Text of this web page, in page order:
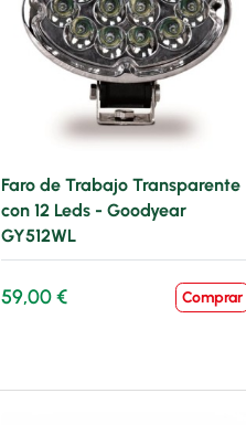
Faro de Trabajo Transparente
con 12 Leds - Goodyear
GY512WL
59,00 € Comprar